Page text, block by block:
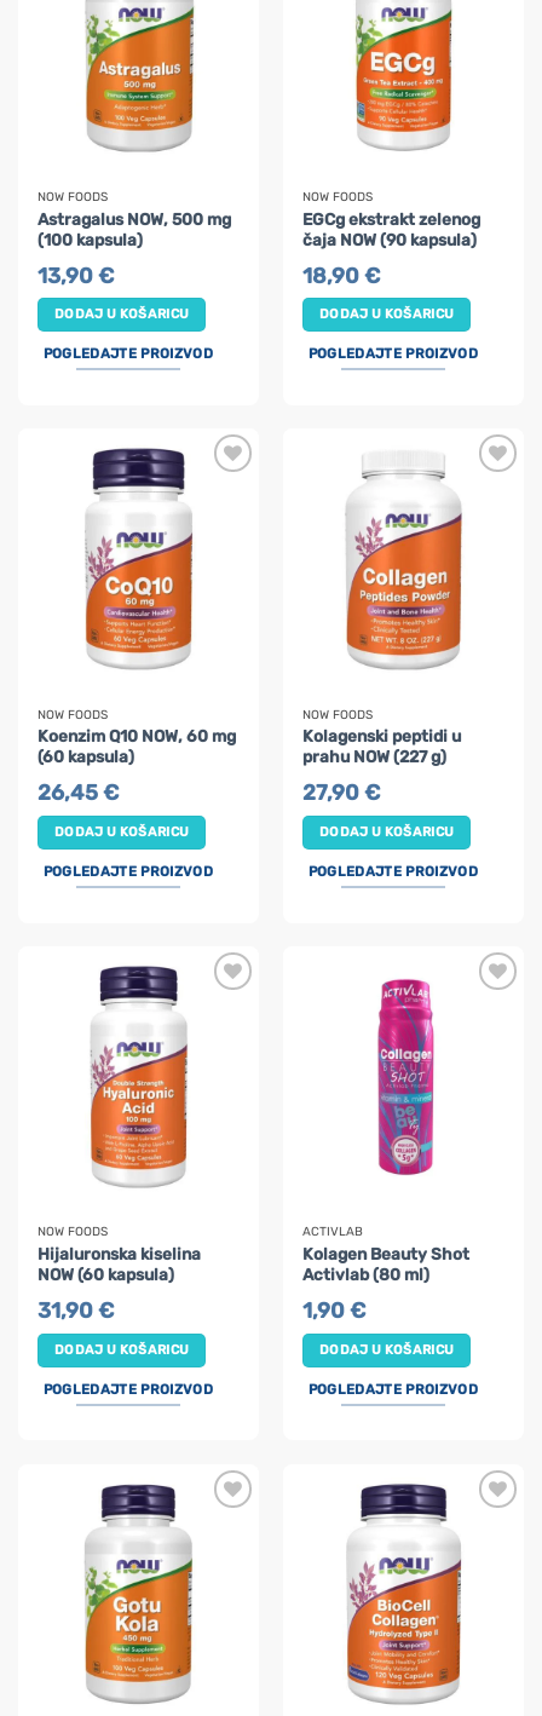
NOW FOODS
Astragalus NOW, 500 mg
(100 kapsula)
13,90€
DODAJ U KOŠARICU
POGLEDAJTE PROIZVOD
NOW FOODS
EGCg ekstrakt zelenog
čaja NOW (90 kapsula)
18,90€
DODAJ U KOŠARICU
POGLEDAJTE PROIZVOD
NOW FOODS
Koenzim Q10 NOW, 60 mg
(60 kapsula)
26,45€
DODAJ U KOŠARICU
POGLEDAJTE PROIZVOD
NOW FOODS
Kolagenski peptidi u
prahu NOW (227 g)
27,90€
DODAJ U KOŠARICU
POGLEDAJTE PROIZVOD
NOW FOODS
Hijaluronska kiselina
NOW (60 kapsula)
31,90€
DODAJ U KOŠARICU
POGLEDAJTE PROIZVOD
ACTIVLAB
Kolagen Beauty Shot
Activlab (80 ml)
1,90€
DODAJ U KOŠARICU
POGLEDAJTE PROIZVOD